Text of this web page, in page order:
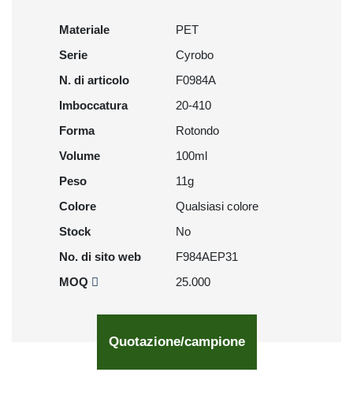
Materiale
PET
Serie
Cyrobo
N. di articolo
F0984A
Imboccatura
20-410
Forma
Rotondo
Volume
100ml
Peso
11g
Colore
Qualsiasi colore
Stock
No
No. di sito web
F984AEP31
MOQ
25.000
Quotazione/campione